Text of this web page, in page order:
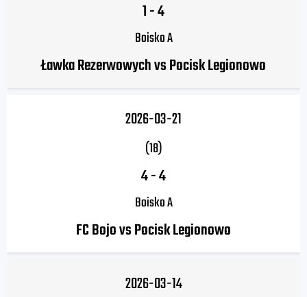
1-4
Boisko A
Ławka Rezerwowych vs Pocisk Legionowo
2026-03-21
(18)
4-4
Boisko A
FC Bojo vs Pocisk Legionowo
2026-03-14